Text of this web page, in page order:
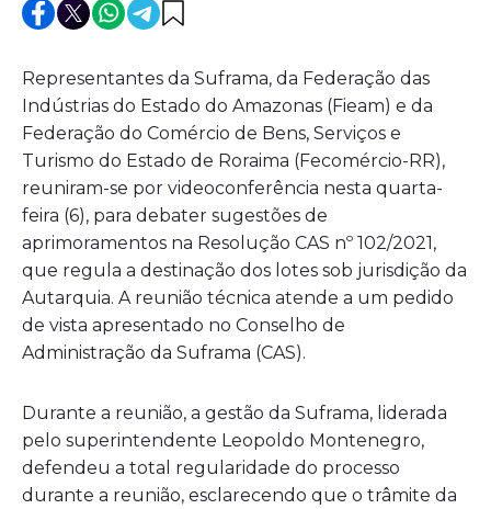
Representantes da Suframa, da Federação das
Indústrias do Estado do Amazonas (Fieam) e da
Federação do Comércio de Bens, Serviços e
Turismo do Estado de Roraima (Fecomércio-RR),
reuniram-se por videoconferência nesta quarta-
feira (6), para debater sugestões de
aprimoramentos na Resolução CAS nº 102/2021,
que regula a destinação dos lotes sob jurisdição da
Autarquia. A reunião técnica atende a um pedido
de vista apresentado no Conselho de
Administração da Suframa (CAS).
Durante a reunião, a gestão da Suframa, liderada
pelo superintendente Leopoldo Montenegro,
defendeu a total regularidade do processo
durante a reunião, esclarecendo que o trâmite da